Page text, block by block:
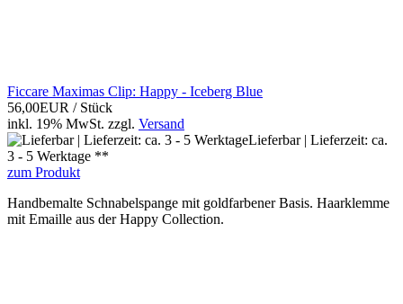
Ficcare Maximas Clip: Happy - Iceberg Blue
56,00EUR / Stück
inkl. 19% MwSt. zzgl. Versand
Lieferbar | Lieferzeit: ca.
3 - 5 Werktage **
zum Produkt
Handbemalte Schnabelspange mit goldfarbener Basis. Haarklemme
mit Emaille aus der Happy Collection.